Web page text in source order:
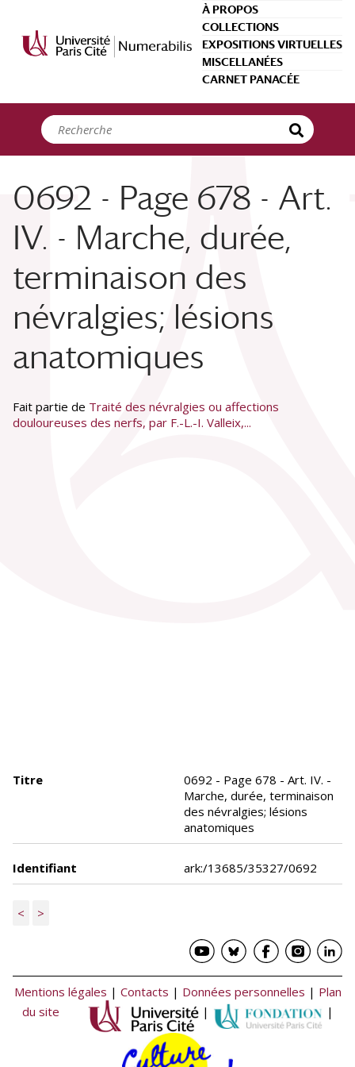
À PROPOS
COLLECTIONS
EXPOSITIONS VIRTUELLES
MISCELLANÉES
CARNET PANACÉE
0692 - Page 678 - Art.
IV. - Marche, durée,
terminaison des
névralgies; lésions
anatomiques
Fait partie de Traité des névralgies ou affections
douloureuses des nerfs, par F.-L.-I. Valleix,...
Titre
0692 - Page 678 - Art. IV. -
Marche, durée, terminaison
des névralgies; lésions
anatomiques
Identifiant ark:/13685/35327/0692
< >
Mentions légales | Contacts | Données personnelles | Plan
du site
| |